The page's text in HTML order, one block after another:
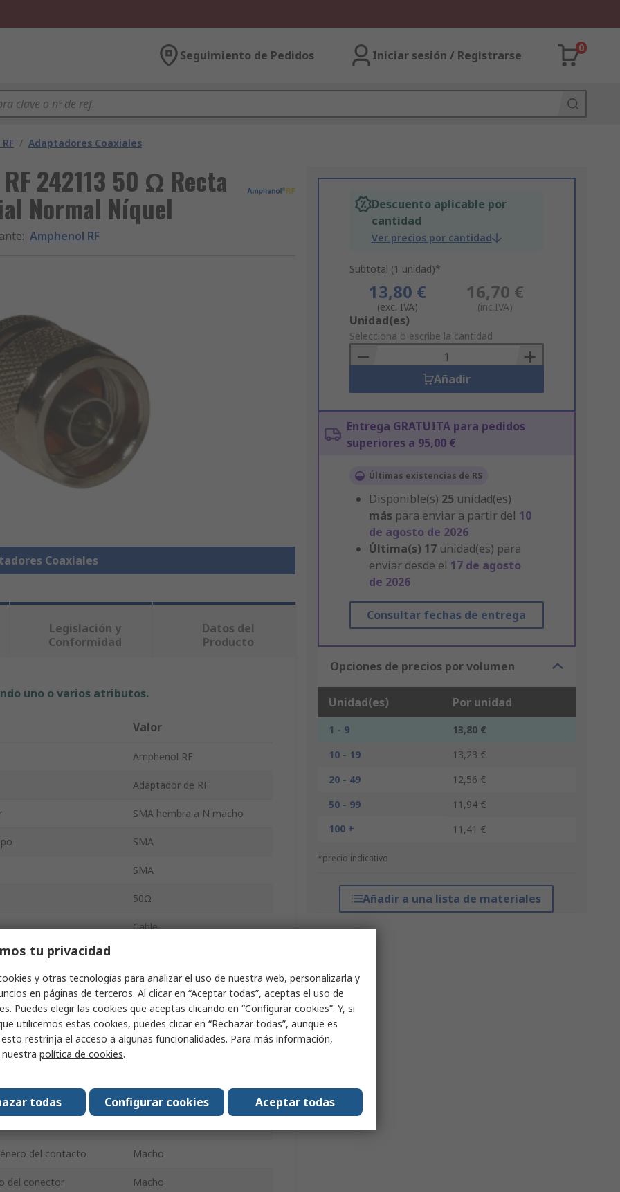
Seguimiento de Pedidos Iniciar sesión / Registrarse
0
/ Adaptadores Coaxiales
242113 50 Ω Recta
Normal Níquel
: Amphenol RF
Coaxiales
Descuento aplicable por
cantidad
Ver precios por cantidad
Subtotal (1 unidad)*
13,80 €
(exc. IVA)
16,70 €
(inc.IVA)
Add
to
Basket
Unidad(es)
Selecciona o escribe la cantidad
Añadir
Entrega GRATUITA para pedidos
superiores a 95,00 €
Últimas existencias de RS
Disponible(s) 25 unidad(es)
más para enviar a partir del 10
de agosto de 2026
Última(s) 17 unidad(es) para
enviar desde el 17 de agosto
de 2026
Consultar fechas de entrega
Opciones de precios por volumen
Unidad(es) Por unidad
1 - 9
13,80 €
10 - 19
13,23 €
20 - 49
12,56 €
50 - 99
11,94 €
100 +
11,41 €
*precio indicativo
Añadir a una lista de materiales
Legislación y
Conformidad
Datos del
Producto
uno o varios atributos.
Valor
Amphenol RF
Adaptador de RF
SMA hembra a N macho
SMA
SMA
50Ω
Cable
11GHz
Normal
Dorado
del contacto Hembra
del contacto Macho
del conector Macho
tu privacidad
y otras tecnologías para analizar el uso de nuestra web, personalizarla y
en páginas de terceros. Al clicar en “Aceptar todas”, aceptas el uso de
Puedes elegir las cookies que aceptas clicando en “Configurar cookies”. Y, si
utilicemos estas cookies, puedes clicar en “Rechazar todas”, aunque es
restrinja el acceso a algunas funcionalidades. Para más información,
política de cookies.
Aceptar todas
Configurar cookies
todas